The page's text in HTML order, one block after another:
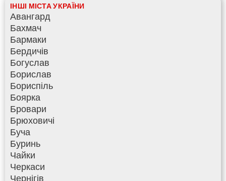
ІНШІ МІСТА УКРАЇНИ
Авангард
Бахмач
Бармаки
Бердичів
Богуслав
Борислав
Бориспіль
Боярка
Бровари
Брюховичі
Буча
Буринь
Чайки
Черкаси
Чернігів